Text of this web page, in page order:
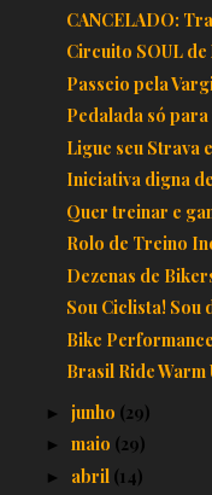
CANCELADO:
Circuito SOUL
Passeio pela
Pedalada só
Ligue seu Strava
Iniciativa digna
Quer treinar e
Rolo de Treino
Dezenas de
Sou Ciclista! Sou
Bike
Brasil Ride Warm
► junho (29)
► maio (29)
► abril (14)